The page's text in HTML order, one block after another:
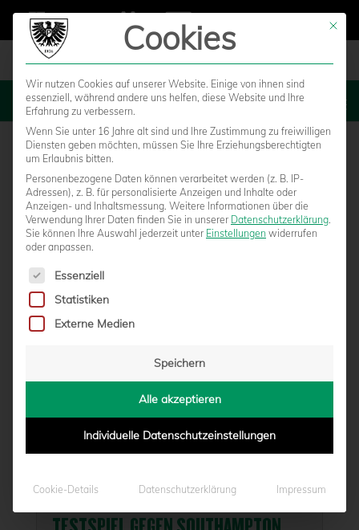
MENU
NEWS
SAISONERÖFFNUNG INKLUSIVE
Mit
Cookies
Wir nutzen Cookies auf unserer Website. Einige von ihnen sind
essenziell, während andere uns helfen, diese Website und Ihre
Erfahrung zu verbessern.
Wenn Sie unter 16 Jahre alt sind und Ihre Zustimmung zu freiwilligen
Diensten geben möchten, müssen Sie Ihre Erziehungsberechtigten
um Erlaubnis bitten.
Personenbezogene Daten können verarbeitet werden (z. B. IP-
Adressen), z. B. für personalisierte Anzeigen und Inhalte oder
Anzeigen- und Inhaltsmessung. Weitere Informationen über die
Verwendung Ihrer Daten finden Sie in unserer Datenschutzerklärung.
Sie können Ihre Auswahl jederzeit unter Einstellungen widerrufen
oder anpassen.
Es folgt eine Liste der Service-Gruppen, für die eine
Essenziell
Statistiken
Externe Medien
Speichern
Alle akzeptieren
Individuelle Datenschutzeinstellungen
Cookie-Details Datenschutzerklärung Impressum